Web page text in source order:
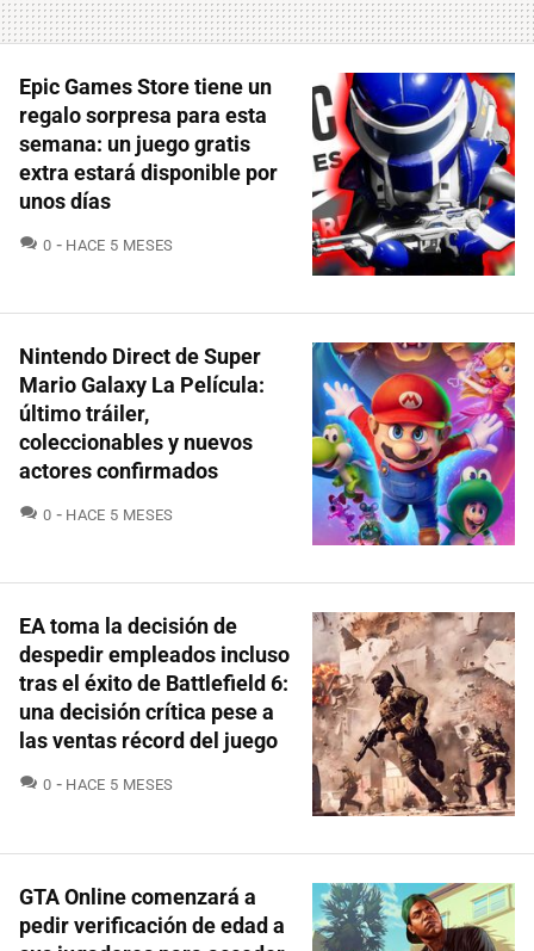
Epic Games Store tiene un
regalo sorpresa para esta
semana: un juego gratis
extra estará disponible por
unos días
0 COMENTARIOS
HACE 5 MESES
Nintendo Direct de Super
Mario Galaxy La Película:
último tráiler,
coleccionables y nuevos
actores confirmados
0 COMENTARIOS
HACE 5 MESES
EA toma la decisión de
despedir empleados incluso
tras el éxito de Battlefield 6:
una decisión crítica pese a
las ventas récord del juego
0 COMENTARIOS
HACE 5 MESES
GTA Online comenzará a
pedir verificación de edad a